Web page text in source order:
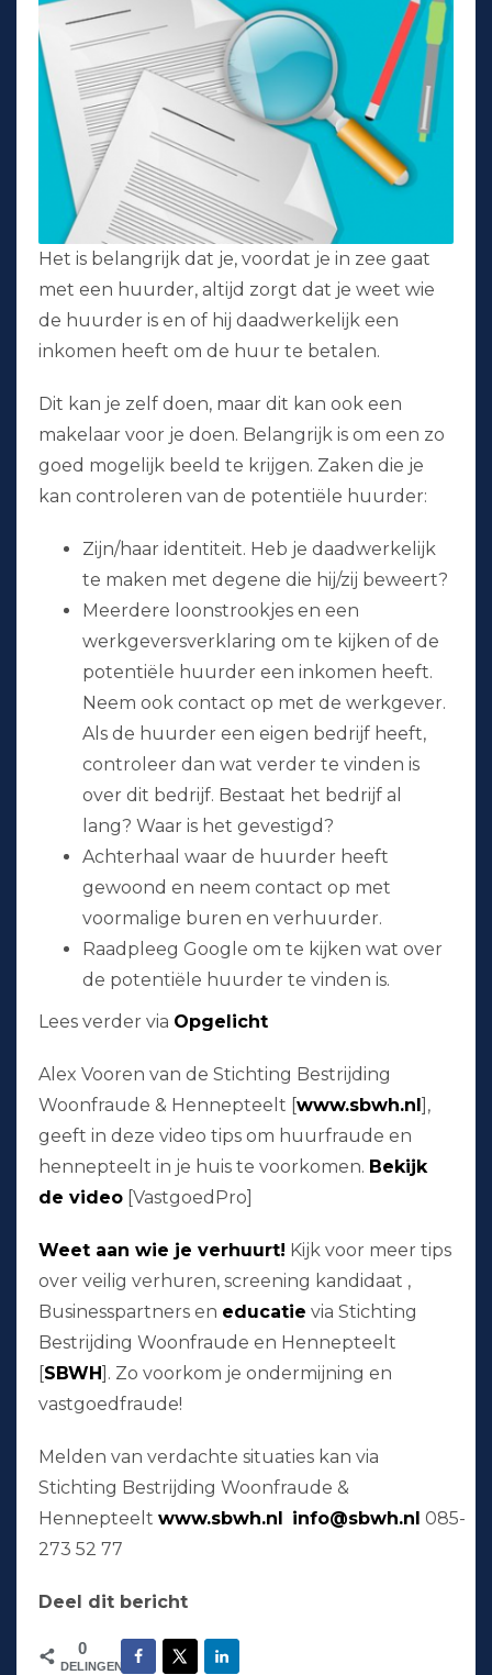
Het is belangrijk dat je, voordat je in zee gaat
met een huurder, altijd zorgt dat je weet wie
de huurder is en of hij daadwerkelijk een
inkomen heeft om de huur te betalen.
Dit kan je zelf doen, maar dit kan ook een
makelaar voor je doen. Belangrijk is om een zo
goed mogelijk beeld te krijgen. Zaken die je
kan controleren van de potentiële huurder:
Zijn/haar identiteit. Heb je daadwerkelijk
te maken met degene die hij/zij beweert?
Meerdere loonstrookjes en een
werkgeversverklaring om te kijken of de
potentiële huurder een inkomen heeft.
Neem ook contact op met de werkgever.
Als de huurder een eigen bedrijf heeft,
controleer dan wat verder te vinden is
over dit bedrijf. Bestaat het bedrijf al
lang? Waar is het gevestigd?
Achterhaal waar de huurder heeft
gewoond en neem contact op met
voormalige buren en verhuurder.
Raadpleeg Google om te kijken wat over
de potentiële huurder te vinden is.
Lees verder via Opgelicht
Alex Vooren van de Stichting Bestrijding
Woonfraude & Hennepteelt [www.sbwh.nl],
geeft in deze video tips om huurfraude en
hennepteelt in je huis te voorkomen. Bekijk
de video [VastgoedPro]
Weet aan wie je verhuurt! Kijk voor meer tips
over veilig verhuren, screening kandidaat ,
Businesspartners en educatie via Stichting
Bestrijding Woonfraude en Hennepteelt
[SBWH]. Zo voorkom je ondermijning en
vastgoedfraude!
Melden van verdachte situaties kan via
Stichting Bestrijding Woonfraude &
Hennepteelt www.sbwh.nl info@sbwh.nl 085-
273 52 77
Deel dit bericht
0
DELINGEN